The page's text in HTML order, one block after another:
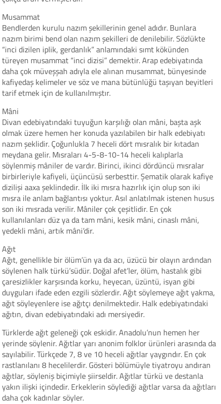
Musammat
Bendlerden kurulu nazım şekillerinin genel adıdır. Bunlara
nazım birimi bend olan nazım şekilleri de denilebilir. Sözlükte
“inci dizilen iplik, gerdanlık” anlamındaki sımt kökünden
türeyen musammat “inci dizisi” demektir. Arap edebiyatında
daha çok müveşşah adıyla ele alınan musammat, bünyesinde
kafiyedaş kelimeler ve söz ve mana bütünlüğü taşıyan beyitleri
tarif etmek için de kullanılmıştır.
Mâni
Divan edebiyatındaki tuyuğun karşılığı olan mâni, başta aşk
olmak üzere hemen her konuda yazılabilen bir halk edebiyatı
nazım şeklidir. Çoğunlukla 7 heceli dört mısralık bir kıtadan
meydana gelir. Mısraları 4-5-8-10-14 heceli kalıplarla
söylenmiş mâniler de vardır. Birinci, ikinci dördüncü mısralar
birbirleriyle kafiyeli, üçüncüsü serbesttir. Şematik olarak kafiye
dizilişi aaxa şeklindedir. İlk iki mısra hazırlık için olup son iki
mısra ile anlam bağlantısı yoktur. Asıl anlatılmak istenen husus
son iki mısrada verilir. Mâniler çok çeşitlidir. En çok
kullanılanları düz ya da tam mâni, kesik mâni, cinaslı mâni,
yedekli mâni, artık mâni’dir.
Ağıt
Ağıt, genellikle bir ölüm’ün ya da acı, üzücü bir olayın ardından
söylenen halk türkü’südür. Doğal afet’ler, ölüm, hastalık gibi
çaresizlikler karşısında korku, heyecan, üzüntü, isyan gibi
duyguları ifade eden ezgili sözlerdir. Ağıt söylemeye ağıt yakma,
ağıt söyleyenlere ise ağıtçı denilmektedir. Halk edebiyatındaki
ağıtın, divan edebiyatındaki adı mersiyedir.
Türklerde ağıt geleneği çok eskidir. Anadolu’nun hemen her
yerinde söylenir. Ağıtlar yarı anonim folklor ürünleri arasında da
sayılabilir. Türkçede 7, 8 ve 10 heceli ağıtlar yaygındır. En çok
rastlanılanı 8 hecelilerdir. Gösteri bölümüyle tiyatroyu andıran
ağıtlar, söyleniş biçimiyle şiirseldir. Ağıtlar türkü ve destanla
yakın ilişki içindedir. Erkeklerin söylediği ağıtlar varsa da ağıtları
daha çok kadınlar söyler.